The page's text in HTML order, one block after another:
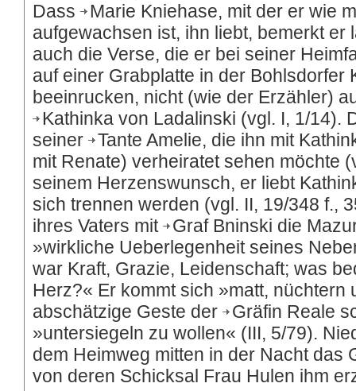
Dass
Marie Kniehase, mit der er wie
aufgewachsen ist, ihn liebt, bemerkt er
auch die Verse, die er bei seiner
auf einer Grabplatte in der Bohlsdorfer
beeinrucken, nicht (wie der Erzähler)
Kathinka von Ladalinski (vgl. I, 1/14).
seiner
Tante Amelie, die ihn mit
mit Renate) verheiratet sehen möchte
seinem Herzenswunsch, er liebt
sich trennen werden (vgl. II, 19/348 f.,
ihres Vaters mit
Graf Bninski die
»wirkliche Ueberlegenheit seines
war Kraft, Grazie, Leidenschaft; was
Herz?« Er kommt sich »matt, nüchtern
abschätzige Geste der
Gräfin Reale
»untersiegeln zu wollen« (III, 5/79).
dem Heimweg mitten in der Nacht das
von deren Schicksal Frau Hulen ihm